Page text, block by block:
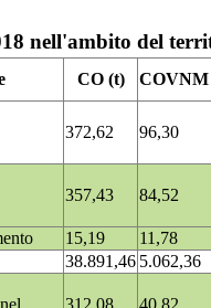
nell'ambito del
CO (t)
COVNM
372,62 96,30
357,43 84,52
15,19
11,78
38.891,46 5.062,36